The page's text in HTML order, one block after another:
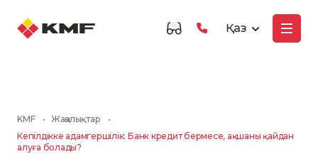
Қаз
KMF • Жаңалықтар
•
Кепілдікке адамгершілік: Банк кредит бермесе, ақшаны қайдан
алуға болады?